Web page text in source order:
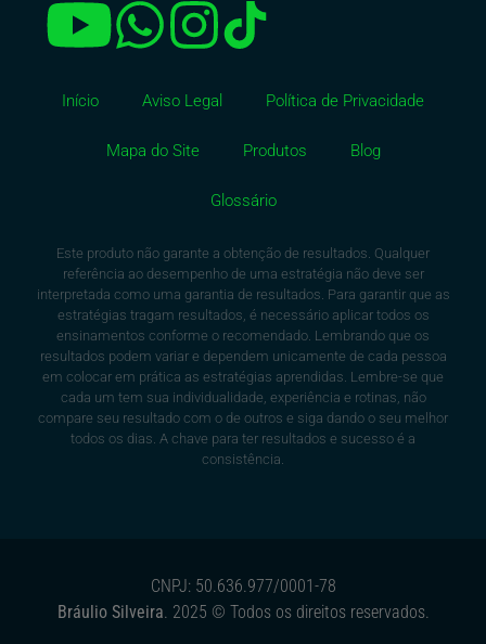
Início Aviso Legal Política de Privacidade
Mapa do Site Produtos Blog
Glossário
Este produto não garante a obtenção de resultados. Qualquer
referência ao desempenho de uma estratégia não deve ser
interpretada como uma garantia de resultados. Para garantir que as
estratégias tragam resultados, é necessário aplicar todos os
ensinamentos conforme o recomendado. Lembrando que os
resultados podem variar e dependem unicamente de cada pessoa
em colocar em prática as estratégias aprendidas. Lembre-se que
cada um tem sua individualidade, experiência e rotinas, não
compare seu resultado com o de outros e siga dando o seu melhor
todos os dias. A chave para ter resultados e sucesso é a
consistência.
CNPJ: 50.636.977/0001-78
Bráulio Silveira . 2025 © Todos os direitos reservados.